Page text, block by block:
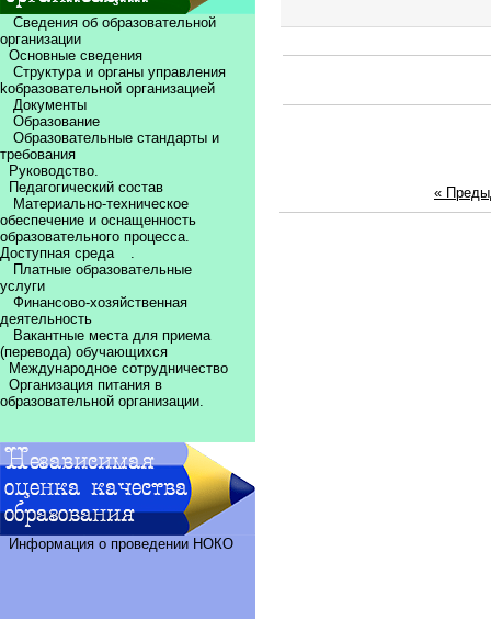
Сведения об образовательной
организации
Основные сведения
Структура и органы управления
kобразовательной организацией
Документы
Образование
Образовательные стандарты и
требования
Руководство.
Педагогический состав
Материально-техническое
обеспечение и оснащенность
образовательного процесса.
Доступная среда
.
Платные образовательные
услуги
Финансово-хозяйственная
деятельность
Вакантные места для приема
(перевода) обучающихся
Международное сотрудничество
Организация питания в
образовательной организации.
Информация о проведении НОКО
«